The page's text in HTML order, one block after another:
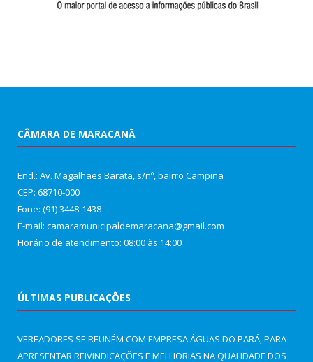
CÂMARA DE MARACANÃ
End.: Av. Magalhães Barata, s/nº, bairro Campina
CEP: 68710-000
Fone: (91) 3448-1438
E-mail: camaramunicipaldemaracana@gmail.com
Horário de atendimento: 08:00 às 14:00
ÚLTIMAS PUBLICAÇÕES
VEREADORES SE REUNÉM COM EMPRESA ÁGUAS DO PARÁ, PARA
APRESENTAR REIVINDICAÇÕES E MELHORIAS NA QUALIDADE DOS